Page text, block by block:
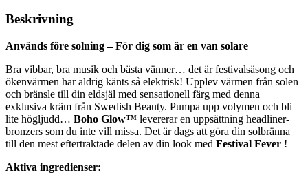
Beskrivning
Används före solning – För dig som är en van solare
Bra vibbar, bra musik och bästa vänner… det är festivalsäsong och
ökenvärmen har aldrig känts så elektrisk! Upplev värmen från solen
och bränsle till din eldsjäl med sensationell färg med denna
exklusiva kräm från Swedish Beauty. Pumpa upp volymen och bli
lite högljudd… Boho Glow™ levererar en uppsättning headliner-
bronzers som du inte vill missa. Det är dags att göra din solbränna
till den mest eftertraktade delen av din look med Festival Fever !
Aktiva ingredienser: